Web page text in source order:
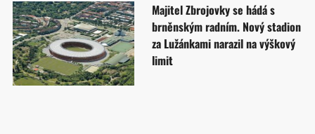
Majitel Zbrojovky se hádá s
brněnským radním. Nový stadion
za Lužánkami narazil na výškový
limit